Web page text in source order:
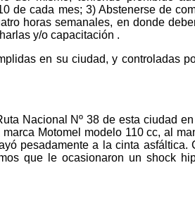
de cada mes; 3) Abstenerse de
horas semanales, en donde
y/o capacitación .
en su ciudad, y controladas
Nacional Nº 38 de esta ciudad
Motomel modelo 110 cc, al
pesadamente a la cinta asfáltica.
que le ocasionaron un shock